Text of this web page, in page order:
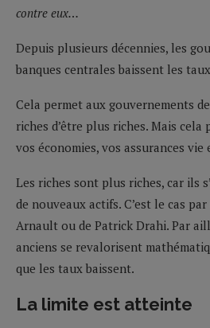
contre eux…
Depuis plusieurs décennies, les
banques centrales baissent les
Cela permet aux gouvernements
riches d’être plus riches. Mais
vos économies, vos assurances
Les riches sont plus riches, car ils
de nouveaux actifs. C’est le cas
Arnault ou de Patrick Drahi. Par
anciens se revalorisent
que les taux baissent.
La limite est atteinte